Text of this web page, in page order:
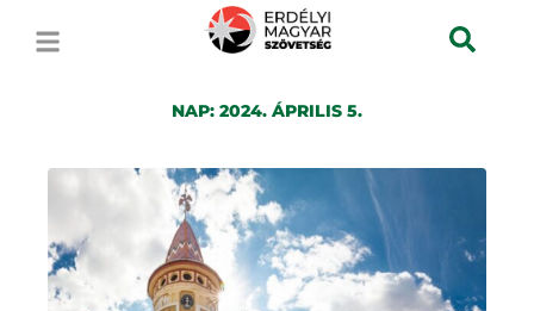
NAP: 2024. ÁPRILIS 5.